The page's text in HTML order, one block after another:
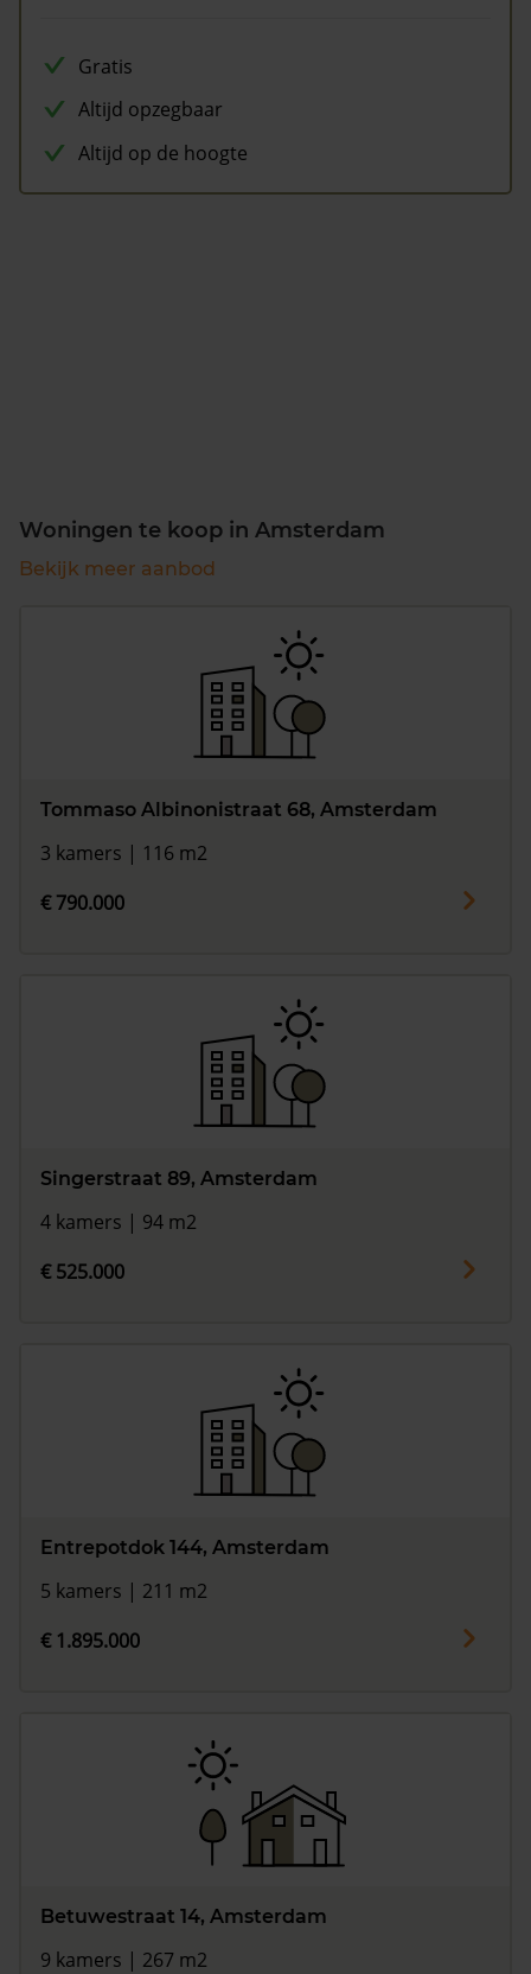
Gratis
Altijd opzegbaar
Altijd op de hoogte
Woningen te koop in Amsterdam
Bekijk meer aanbod
Tommaso Albinonistraat 68, Amsterdam
3 kamers | 116 m2
€ 790.000
Singerstraat 89, Amsterdam
4 kamers | 94 m2
€ 525.000
Entrepotdok 144, Amsterdam
5 kamers | 211 m2
€ 1.895.000
Betuwestraat 14, Amsterdam
9 kamers | 267 m2